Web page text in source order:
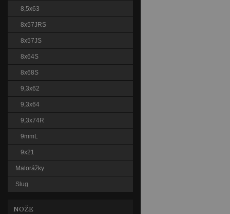
8,5x63
8x57JRS
8x57JS
8x64S
8x68S
9,3x62
9,3x64
9,3x74R
9mmL
9x21
Malorážky
Slug
NOŽE